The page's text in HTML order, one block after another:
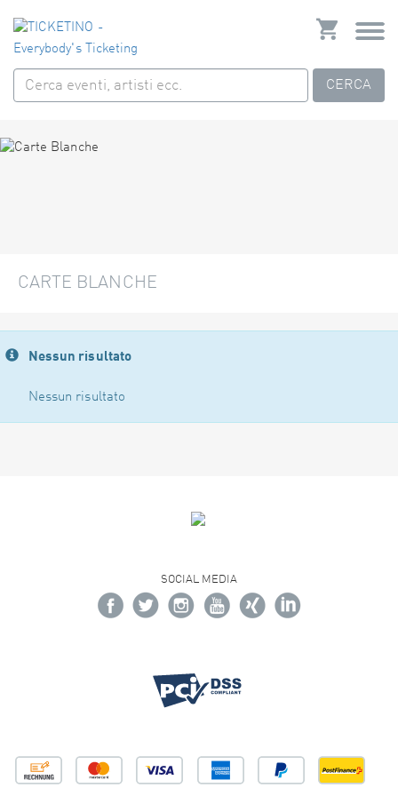
CERCA
CARTE BLANCHE
Nessun risultato
Nessun risultato
SOCIAL MEDIA